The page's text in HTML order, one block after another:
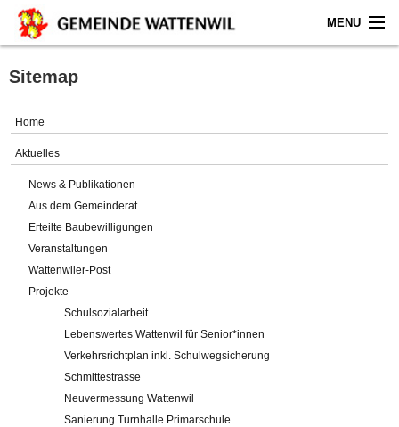
MENU
Home
Gemeinde
Verwaltung
Online-Service
Impressum
Sitemap
Home
Aktuelles
News & Publikationen
Aus dem Gemeinderat
Erteilte Baubewilligungen
Veranstaltungen
Wattenwiler-Post
Projekte
Schulsozialarbeit
Lebenswertes Wattenwil für Senior*innen
Verkehrsrichtplan inkl. Schulwegsicherung
Schmittestrasse
Neuvermessung Wattenwil
Sanierung Turnhalle Primarschule